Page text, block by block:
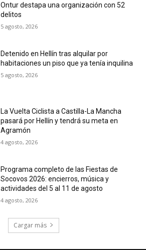
Ontur destapa una organización con 52
delitos
5 agosto, 2026
Detenido en Hellín tras alquilar por
habitaciones un piso que ya tenía inquilina
5 agosto, 2026
La Vuelta Ciclista a Castilla-La Mancha
pasará por Hellín y tendrá su meta en
Agramón
4 agosto, 2026
Programa completo de las Fiestas de
Socovos 2026: encierros, música y
actividades del 5 al 11 de agosto
4 agosto, 2026
Cargar más